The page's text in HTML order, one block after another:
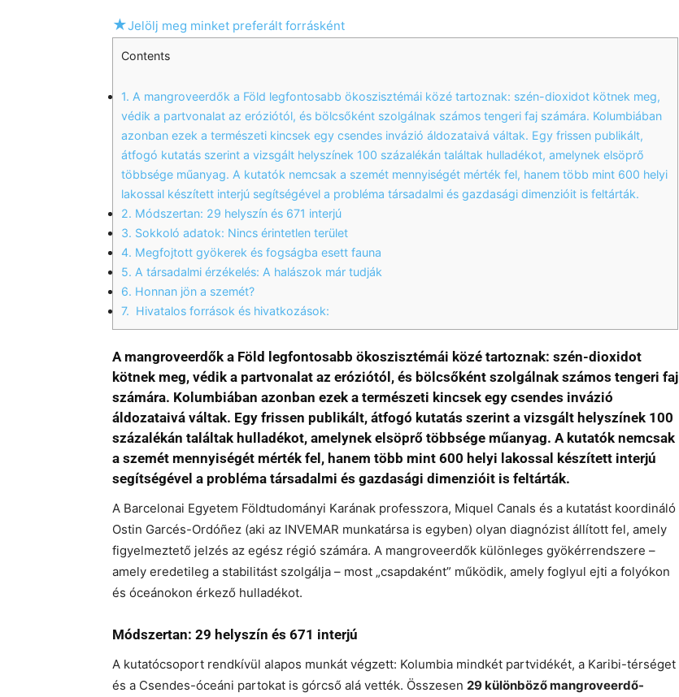
★Jelölj meg minket preferált forrásként
Contents
1. A mangroveerdők a Föld legfontosabb ökoszisztémái közé tartoznak: szén-dioxidot kötnek meg,
védik a partvonalat az eróziótól, és bölcsőként szolgálnak számos tengeri faj számára. Kolumbiában
azonban ezek a természeti kincsek egy csendes invázió áldozataivá váltak. Egy frissen publikált,
átfogó kutatás szerint a vizsgált helyszínek 100 százalékán találtak hulladékot, amelynek elsöprő
többsége műanyag. A kutatók nemcsak a szemét mennyiségét mérték fel, hanem több mint 600 helyi
lakossal készített interjú segítségével a probléma társadalmi és gazdasági dimenzióit is feltárták.
2. Módszertan: 29 helyszín és 671 interjú
3. Sokkoló adatok: Nincs érintetlen terület
4. Megfojtott gyökerek és fogságba esett fauna
5. A társadalmi érzékelés: A halászok már tudják
6. Honnan jön a szemét?
7. Hivatalos források és hivatkozások:
A mangroveerdők a Föld legfontosabb ökoszisztémái közé tartoznak: szén-dioxidot
kötnek meg, védik a partvonalat az eróziótól, és bölcsőként szolgálnak számos tengeri faj
számára. Kolumbiában azonban ezek a természeti kincsek egy csendes invázió
áldozataivá váltak. Egy frissen publikált, átfogó kutatás szerint a vizsgált helyszínek 100
százalékán találtak hulladékot, amelynek elsöprő többsége műanyag. A kutatók nemcsak
a szemét mennyiségét mérték fel, hanem több mint 600 helyi lakossal készített interjú
segítségével a probléma társadalmi és gazdasági dimenzióit is feltárták.
A Barcelonai Egyetem Földtudományi Karának professzora, Miquel Canals és a kutatást koordináló
Ostin Garcés-Ordóñez (aki az INVEMAR munkatársa is egyben) olyan diagnózist állított fel, amely
figyelmeztető jelzés az egész régió számára. A mangroveerdők különleges gyökérrendszere –
amely eredetileg a stabilitást szolgálja – most „csapdaként” működik, amely foglyul ejti a folyókon
és óceánokon érkező hulladékot.
Módszertan: 29 helyszín és 671 interjú
A kutatócsoport rendkívül alapos munkát végzett: Kolumbia mindkét partvidékét, a Karibi-térséget
és a Csendes-óceáni partokat is górcső alá vették. Összesen 29 különböző mangroveerdő-